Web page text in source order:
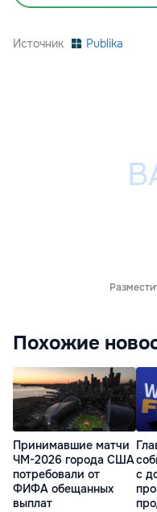
Источник Publika
Похожие
Принимавшие матчи
ЧМ-2026 города США
потребовали от
ФИФА обещанных
выплат
с